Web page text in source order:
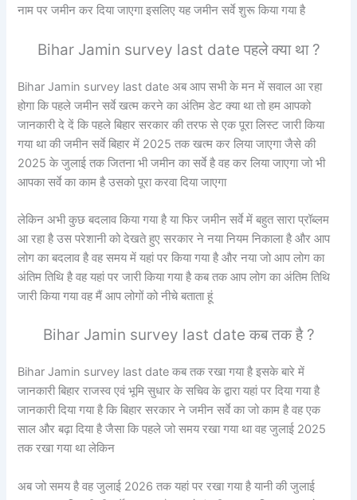
नाम पर जमीन कर दिया जाएगा इसलिए यह जमीन सर्वे शुरू किया गया है
Bihar Jamin survey last date पहले क्या था ?
Bihar Jamin survey last date अब आप सभी के मन में सवाल आ रहा
होगा कि पहले जमीन सर्वे खत्म करने का अंतिम डेट क्या था तो हम आपको
जानकारी दे दें कि पहले बिहार सरकार की तरफ से एक पूरा लिस्ट जारी किया
गया था की जमीन सर्वे बिहार में 2025 तक खत्म कर लिया जाएगा जैसे की
2025 के जुलाई तक जितना भी जमीन का सर्वे है वह कर लिया जाएगा जो भी
आपका सर्वे का काम है उसको पूरा करवा दिया जाएगा
लेकिन अभी कुछ बदलाव किया गया है या फिर जमीन सर्वे में बहुत सारा प्रॉब्लम
आ रहा है उस परेशानी को देखते हुए सरकार ने नया नियम निकाला है और आप
लोग का बदलाव है वह समय में यहां पर किया गया है और नया जो आप लोग का
अंतिम तिथि है वह यहां पर जारी किया गया है कब तक आप लोग का अंतिम तिथि
जारी किया गया वह मैं आप लोगों को नीचे बताता हूं
Bihar Jamin survey last date कब तक है ?
Bihar Jamin survey last date कब तक रखा गया है इसके बारे में
जानकारी बिहार राजस्व एवं भूमि सुधार के सचिव के द्वारा यहां पर दिया गया है
जानकारी दिया गया है कि बिहार सरकार ने जमीन सर्वे का जो काम है वह एक
साल और बढ़ा दिया है जैसा कि पहले जो समय रखा गया था वह जुलाई 2025
तक रखा गया था लेकिन
अब जो समय है वह जुलाई 2026 तक यहां पर रखा गया है यानी की जुलाई